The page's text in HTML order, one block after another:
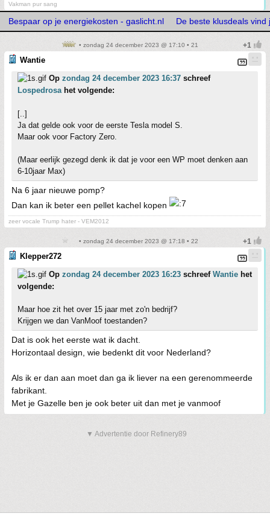
Vakman pur sang
Bespaar op je energiekosten - gaslicht.nl De beste klusdeals vind
• zondag 24 december 2023 @ 17:10 • 21
Wantie
Op zondag 24 december 2023 16:37 schreef
Lospedrosahet volgende:
[..]
Ja dat gelde ook voor de eerste Tesla model S.
Maar ook voor Factory Zero.
(Maar eerlijk gezegd denk ik dat je voor een WP moet denken aan
6-10jaar Max)
Na 6 jaar nieuwe pomp?
Dan kan ik beter een pellet kachel kopen
zeer vocale Trump hater - VEM2012
• zondag 24 december 2023 @ 17:18 • 22
Klepper272
Op zondag 24 december 2023 16:23 schreef Wantie het
volgende:
Maar hoe zit het over 15 jaar met zo'n bedrijf?
Krijgen we dan VanMoof toestanden?
Dat is ook het eerste wat ik dacht.
Horizontaal design, wie bedenkt dit voor Nederland?
Als ik er dan aan moet dan ga ik liever na een gerenommeerde
fabrikant.
Met je Gazelle ben je ook beter uit dan met je vanmoof
▼ Advertentie door Refinery89